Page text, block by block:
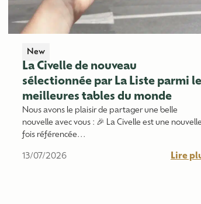
New
La Civelle de nouveau
sélectionnée par La Liste parmi
meilleures tables du monde
Nous avons le plaisir de partager une belle
nouvelle avec vous : 🎉 La Civelle est une nouvelle
fois référencée...
13/07/2026 Lire